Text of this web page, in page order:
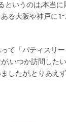
というのは,本当
る大阪や神戸に1
て「パティスリ
,いつか訪問したい
したが,とりあえ